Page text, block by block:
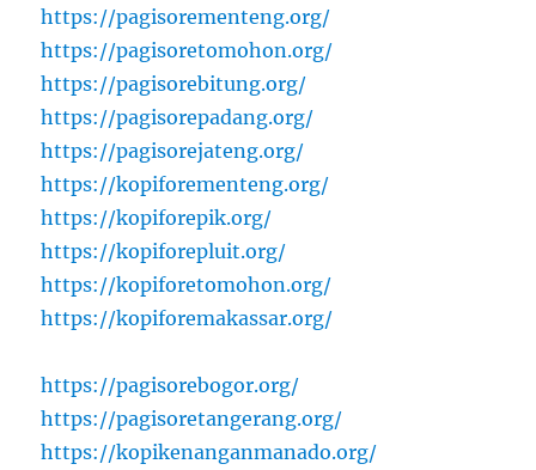
https://pagisorementeng.org/
https://pagisoretomohon.org/
https://pagisorebitung.org/
https://pagisorepadang.org/
https://pagisorejateng.org/
https://kopiforementeng.org/
https://kopiforepik.org/
https://kopiforepluit.org/
https://kopiforetomohon.org/
https://kopiforemakassar.org/
https://pagisorebogor.org/
https://pagisoretangerang.org/
https://kopikenanganmanado.org/